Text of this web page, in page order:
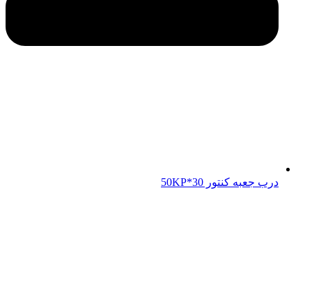
درب جعبه کنتور 50KP*30